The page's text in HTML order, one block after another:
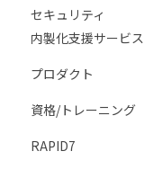
セキュリティ
内製化支援サービス
プロダクト
資格/トレーニング
RAPID7